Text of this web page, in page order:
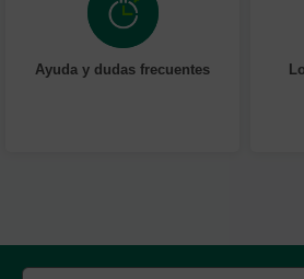
Ayuda y dudas frecuentes